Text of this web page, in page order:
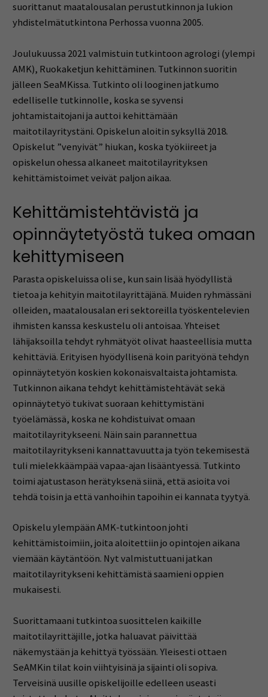
suorittanut maatalousalan perustutkinnon ja lukion
yhdistelmätutkintona Perhossa vuonna 2005.
Joulukuussa 2021 valmistuin tutkintoon agrologi (ylempi
AMK), Ruokaketjun kehittäminen. Tutkinnon suoritin
jälleen SeaMKissa. Tutkinto oli looginen jatkumo
edelliselle tutkinnolle, koska se syvensi
johtamistaitojani ja auttoi kehittämään
maitotilayritystäni. Opiskelun aloitin syksyllä 2018.
Opiskelut ”venyivät” hiukan, koska työkiireet ja
opiskelun ohessa alkaneet maitotilayrityksen
kehittämistoimet veivät paljon aikaa.
Kehittämistehtävistä ja
opinnäytetyöstä tukea omaan
kehittymiseen
Parasta opiskeluissa oli se, kun sain lisää hyödyllistä
tietoa ja kehityin maitotilayrittäjänä. Muiden ryhmässäni
olleiden, maatalousalan eri sektoreilla työskentelevien
ihmisten kanssa keskustelu oli antoisaa. Yhteiset
lähijaksoilla tehdyt ryhmätyöt olivat haasteellisia mutta
kehittäviä. Erityisen hyödyllisenä koin parityönä tehdyn
opinnäytetyön koskien kokonaisvaltaista johtamista.
Tutkinnon aikana tehdyt kehittämistehtävät sekä
opinnäytetyö tukivat suoraan kehittymistäni
työelämässä, koska ne kohdistuivat omaan
maitotilayritykseeni. Näin sain parannettua
maitotilayritykseni kannattavuutta ja työn tekemisestä
tuli mielekkäämpää vapaa-ajan lisääntyessä. Tutkinto
toimi ajatustason herätyksenä siinä, että asioita voi
tehdä toisin ja että vanhoihin tapoihin ei kannata tyytyä.
Opiskelu ylempään AMK-tutkintoon johti
kehittämistoimiin, joita aloitettiin jo opintojen aikana
viemään käytäntöön. Nyt valmistuttuani jatkan
maitotilayritykseni kehittämistä saamieni oppien
mukaisesti.
Suorittamaani tutkintoa suosittelen kaikille
maitotilayrittäjille, jotka haluavat päivittää
näkemystään ja kehittyä työssään. Yleisesti ottaen
SeAMKin tilat koin viihtyisinä ja sijainti oli sopiva.
Terveisinä uusille opiskelijoille edelleen useasti